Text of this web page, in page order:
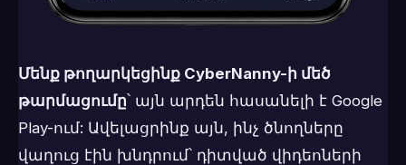
Մենք թողարկեցինք CyberNanny-ի մեծ
թարմացումը՝ այն արդեն հասանելի է Google
Play-ում: Ավելացրինք այն, ինչ ծնողները
վաղուց էին խնդրում՝ դիտված վիդեոների